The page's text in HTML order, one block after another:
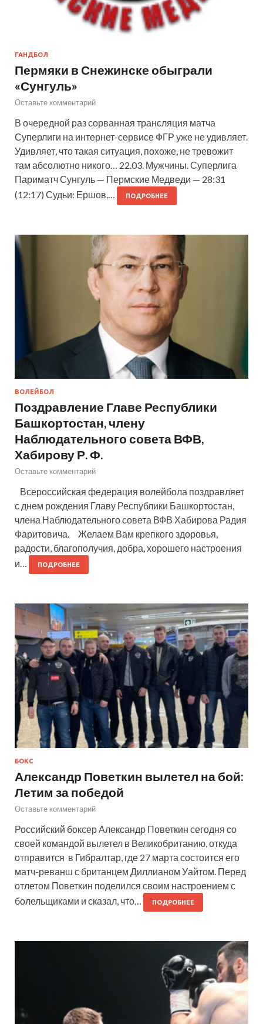
ГАНДБОЛ
Пермяки в Снежинске обыграли
«Сунгуль»
Оставьте комментарий
В очередной раз сорванная трансляция матча
Суперлиги на интернет-сервисе ФГР уже не удивляет.
Удивляет, что такая ситуация, похоже, не тревожит
там абсолютно никого… 22.03. Мужчины. Суперлига
Париматч Сунгуль — Пермские Медведи — 28:31
(12:17) Судьи: Ершов,…
ПОДРОБНЕЕ
ВОЛЕЙБОЛ
Поздравление Главе Республики
Башкортостан, члену
Наблюдательного совета ВФВ,
Хабирову Р. Ф.
Оставьте комментарий
Всероссийская федерация волейбола поздравляет
с днем рождения Главу Республики Башкортостан,
члена Наблюдательного совета ВФВ Хабирова Радия
Фаритовича. Желаем Вам крепкого здоровья,
радости, благополучия, добра, хорошего настроения
и…
ПОДРОБНЕЕ
БОКС
Александр Поветкин вылетел на бой:
Летим за победой
Оставьте комментарий
Российский боксер Александр Поветкин сегодня со
своей командой вылетел в Великобританию, откуда
отправится в Гибралтар, где 27 марта состоится его
матч-реванш с британцем Диллианом Уайтом. Перед
отлетом Поветкин поделился своим настроением с
болельщиками и сказал, что…
ПОДРОБНЕЕ